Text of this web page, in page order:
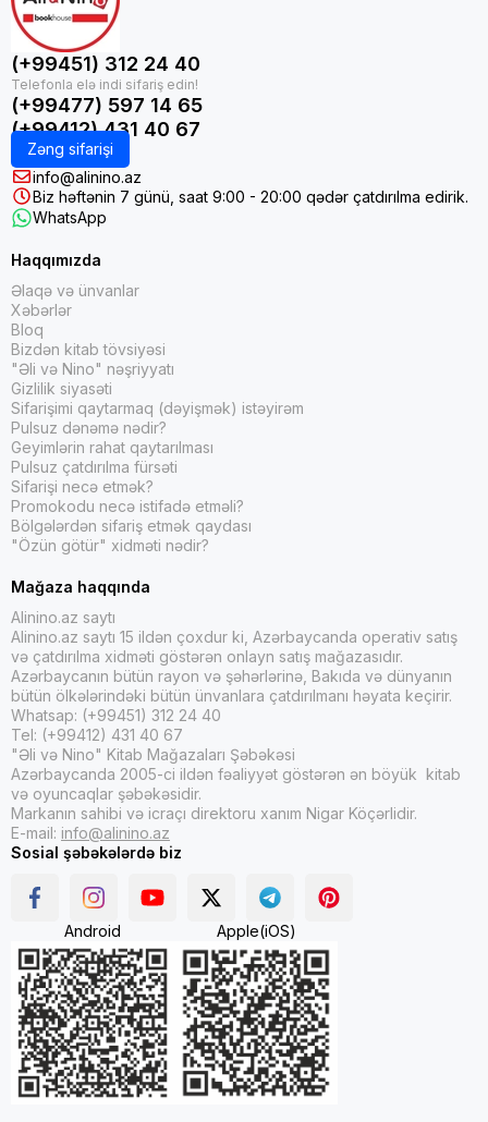
(+99451) 312 24 40
(+99477) 597 14 65
(+99412) 431 40 67
Zəng sifarişi
info@alinino.az
Biz həftənin 7 günü, saat 9:00 - 20:00 qədər çatdırılma edirik.
WhatsApp
Haqqımızda
Əlaqə və ünvanlar
Xəbərlər
Bloq
Bizdən kitab tövsiyəsi
"Əli və Nino" nəşriyyatı
Gizlilik siyasəti
Sifarişimi qaytarmaq (dəyişmək) istəyirəm
Pulsuz dənəmə nədir?
Geyimlərin rahat qaytarılması
Pulsuz çatdırılma fürsəti
Sifarişi necə etmək?
Promokodu necə istifadə etməli?
Bölgələrdən sifariş etmək qaydası
"Özün götür" xidməti nədir?
Mağaza haqqında
Alinino.az saytı
Alinino.az saytı 15 ildən çoxdur ki, Azərbaycanda operativ satış
və çatdırılma xidməti göstərən onlayn satış mağazasıdır.
Azərbaycanın bütün rayon və şəhərlərinə, Bakıda və dünyanın
bütün ölkələrindəki bütün ünvanlara çatdırılmanı həyata keçirir.
Whatsap: (+99451) 312 24 40
Tel: (+99412) 431 40 67
"Əli və Nino" Kitab Mağazaları Şəbəkəsi
Azərbaycanda 2005-ci ildən fəaliyyət göstərən ən böyük kitab
və oyuncaqlar şəbəkəsidir.
Markanın sahibi və icraçı direktoru xanım Nigar Köçərlidir.
E-mail: info@alinino.az
Sosial şəbəkələrdə biz
Android Apple(iOS)